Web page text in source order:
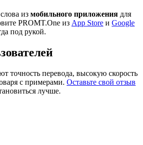
из мобильного приложения для
PROMT.One из App Store и Google
под рукой.
точность перевода, высокую скорость
с примерами. Оставьте свой отзыв
лучше.